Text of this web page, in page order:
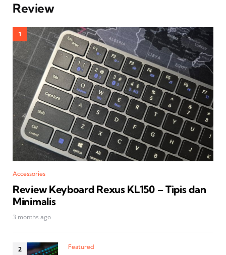
Review
Accessories
Review Keyboard Rexus KL150 – Tipis dan
Minimalis
3 months ago
Featured